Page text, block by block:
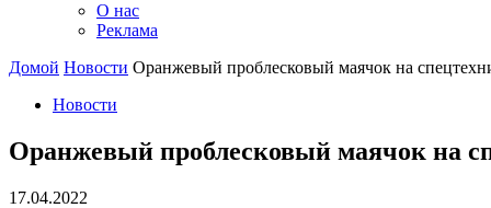
О нас
Реклама
Домой Новости Оранжевый проблесковый маячок на
Новости
Оранжевый проблесковый маячок на
17.04.2022